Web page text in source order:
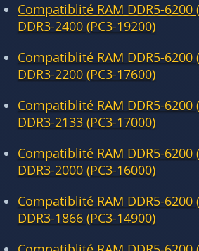
Compatiblité RAM DDR5-6200
DDR3-2400 (PC3-19200)
Compatiblité RAM DDR5-6200
DDR3-2200 (PC3-17600)
Compatiblité RAM DDR5-6200
DDR3-2133 (PC3-17000)
Compatiblité RAM DDR5-6200
DDR3-2000 (PC3-16000)
Compatiblité RAM DDR5-6200
DDR3-1866 (PC3-14900)